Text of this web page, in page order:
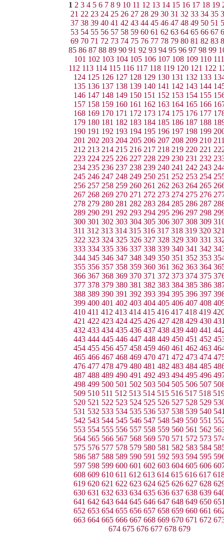
1 2 3 4 5 6 7 8 9 10 11 12 13 14 15 16 17 18 19
21 22 23 24 25 26 27 28 29 30 31 32 33 34 35
37 38 39 40 41 42 43 44 45 46 47 48 49 50 51
53 54 55 56 57 58 59 60 61 62 63 64 65 66 67
69 70 71 72 73 74 75 76 77 78 79 80 81 82 83
85 86 87 88 89 90 91 92 93 94 95 96 97 98 99
101 102 103 104 105 106 107 108 109 110 111
112 113 114 115 116 117 118 119 120 121 122
124 125 126 127 128 129 130 131 132 133
135 136 137 138 139 140 141 142 143 144
146 147 148 149 150 151 152 153 154 155
157 158 159 160 161 162 163 164 165 166
168 169 170 171 172 173 174 175 176 177
179 180 181 182 183 184 185 186 187 188
190 191 192 193 194 195 196 197 198 199
201 202 203 204 205 206 207 208 209 210
212 213 214 215 216 217 218 219 220 221
223 224 225 226 227 228 229 230 231 232
234 235 236 237 238 239 240 241 242 243
245 246 247 248 249 250 251 252 253 254
256 257 258 259 260 261 262 263 264 265
267 268 269 270 271 272 273 274 275 276
278 279 280 281 282 283 284 285 286 287
289 290 291 292 293 294 295 296 297 298
300 301 302 303 304 305 306 307 308 309
311 312 313 314 315 316 317 318 319 320
322 323 324 325 326 327 328 329 330 331
333 334 335 336 337 338 339 340 341 342
344 345 346 347 348 349 350 351 352 353
355 356 357 358 359 360 361 362 363 364
366 367 368 369 370 371 372 373 374 375
377 378 379 380 381 382 383 384 385 386
388 389 390 391 392 393 394 395 396 397
399 400 401 402 403 404 405 406 407 408
410 411 412 413 414 415 416 417 418 419
421 422 423 424 425 426 427 428 429 430
432 433 434 435 436 437 438 439 440 441
443 444 445 446 447 448 449 450 451 452
454 455 456 457 458 459 460 461 462 463
465 466 467 468 469 470 471 472 473 474
476 477 478 479 480 481 482 483 484 485
487 488 489 490 491 492 493 494 495 496
498 499 500 501 502 503 504 505 506 507
509 510 511 512 513 514 515 516 517 518
520 521 522 523 524 525 526 527 528 529
531 532 533 534 535 536 537 538 539 540
542 543 544 545 546 547 548 549 550 551
553 554 555 556 557 558 559 560 561 562
564 565 566 567 568 569 570 571 572 573
575 576 577 578 579 580 581 582 583 584
586 587 588 589 590 591 592 593 594 595
597 598 599 600 601 602 603 604 605 606
608 609 610 611 612 613 614 615 616 617
619 620 621 622 623 624 625 626 627 628
630 631 632 633 634 635 636 637 638 639
641 642 643 644 645 646 647 648 649 650
652 653 654 655 656 657 658 659 660 661
663 664 665 666 667 668 669 670 671 672
674 675 676 677 678 679